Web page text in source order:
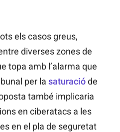
els casos greus,
diverses zones de
topa amb l’alarma que
per la saturacióde
també implicaria
en ciberatacs a les
en el pla de seguretat